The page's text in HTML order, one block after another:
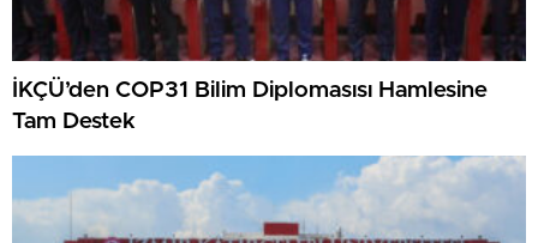
İKÇÜ’den COP31 Bilim Diplomasısı Hamlesine
Tam Destek